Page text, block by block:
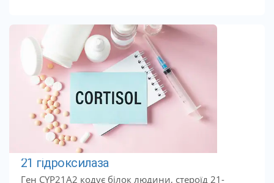
21 гідроксилаза
Ген CYP21A2 кодує білок людини, стероїд 21-